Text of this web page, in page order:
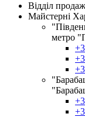
Відділ
Майстерні
метро